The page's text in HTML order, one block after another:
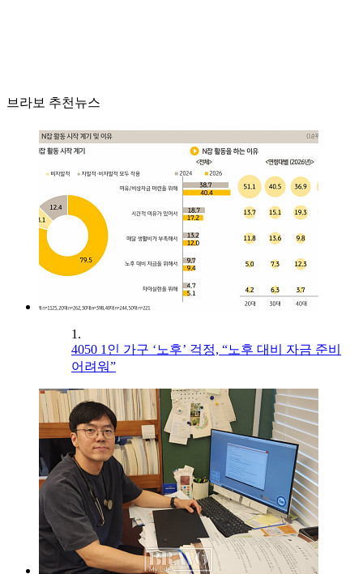
브라보 추천뉴스
1.
4050 1인 가구 ‘노후’ 걱정, “노후 대비 자금 준비
어려워”